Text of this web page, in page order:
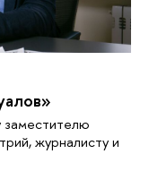
заместителю
журналисту и